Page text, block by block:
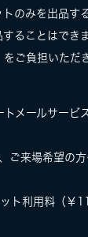
のみを出品す
ることはでき
ご負担いただ
メールサービ
ご来場希望の
ト利用料（￥